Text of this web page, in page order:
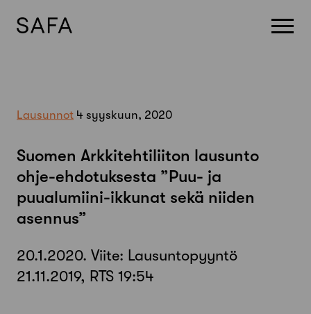
Lausunnot 4 syyskuun, 2020
Suomen Arkkitehtiliiton lausunto
ohje-ehdotuksesta ”Puu- ja
puualumiini-ikkunat sekä niiden
asennus”
20.1.2020. Viite: Lausuntopyyntö
21.11.2019, RTS 19:54